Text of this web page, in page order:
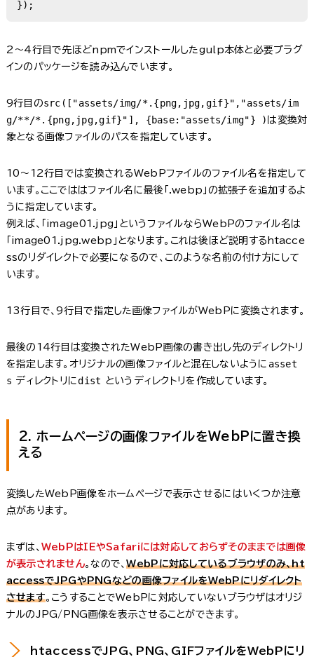
});
2〜4行目で先ほどnpmでインストールしたgulp本体と必要プラグ
インのパッケージを読み込んでいます。
9行目のsrc(["assets/img/*.{png,jpg,gif}","assets/im
g/**/*.{png,jpg,gif}"], {base:"assets/img"} ) は変換対
象となる画像ファイルのパスを指定しています。
10〜12行目では変換されるWebPファイルのファイル名を指定して
います。ここでははファイル名に最後「.webp」の拡張子を追加するよ
うに指定しています。
例えば、「image01.jpg」というファイルならWebPのファイル名は
「image01.jpg.webp」となります。これは後ほど説明するhtacce
ssのリダイレクトで必要になるので、このような名前の付け方にして
います。
13行目で、9行目で指定した画像ファイルがWebPに変換されます。
最後の14行目は変換されたWebP画像の書き出し先のディレクトリ
を指定します。オリジナルの画像ファイルと混在しないように asset
s ディレクトリにdist というディレクトリを作成しています。
2. ホームページの画像ファイルをWebPに置き換
える
変換したWebP画像をホームページで表示させるにはいくつか注意
点があります。
まずは、 WebPはIEやSafariには対応しておらずそのままでは画像
が表示されません。なので、WebPに対応しているブラウザのみ、ht
accessでJPGやPNGなどの画像ファイルをWebPにリダイレクト
させます。こうすることでWebPに対応していないブラウザはオリジ
ナルのJPG/PNG画像を表示させることができます。
htaccessでJPG、PNG、GIFファイルをWebPにリ